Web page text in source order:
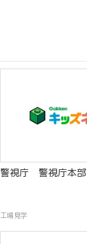
警視庁 警視庁本部
工場見学